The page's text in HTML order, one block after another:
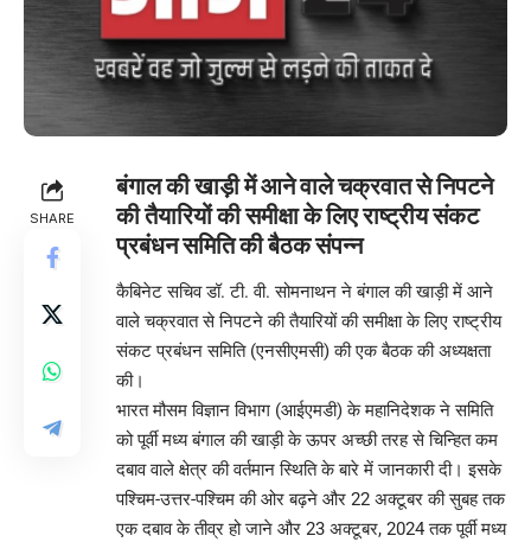
SHARE
बंगाल की खाड़ी में आने वाले चक्रवात से निपटने
की तैयारियों की समीक्षा के लिए राष्ट्रीय संकट
प्रबंधन समिति की बैठक संपन्न
कैबिनेट सचिव डॉ. टी. वी. सोमनाथन ने बंगाल की खाड़ी में आने
वाले चक्रवात से निपटने की तैयारियों की समीक्षा के लिए राष्ट्रीय
संकट प्रबंधन समिति (एनसीएमसी) की एक बैठक की अध्यक्षता
की।
भारत मौसम विज्ञान विभाग (आईएमडी) के महानिदेशक ने समिति
को पूर्वी मध्य बंगाल की खाड़ी के ऊपर अच्छी तरह से चिन्हित कम
दबाव वाले क्षेत्र की वर्तमान स्थिति के बारे में जानकारी दी। इसके
पश्चिम-उत्तर-पश्चिम की ओर बढ़ने और 22 अक्टूबर की सुबह तक
एक दबाव के तीव्र हो जाने और 23 अक्टूबर, 2024 तक पूर्वी मध्य